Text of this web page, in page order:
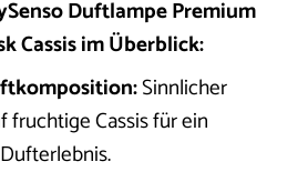
Duftlampe Premium
Cassis im Überblick:
Sinnlicher
fruchtige Cassis für ein